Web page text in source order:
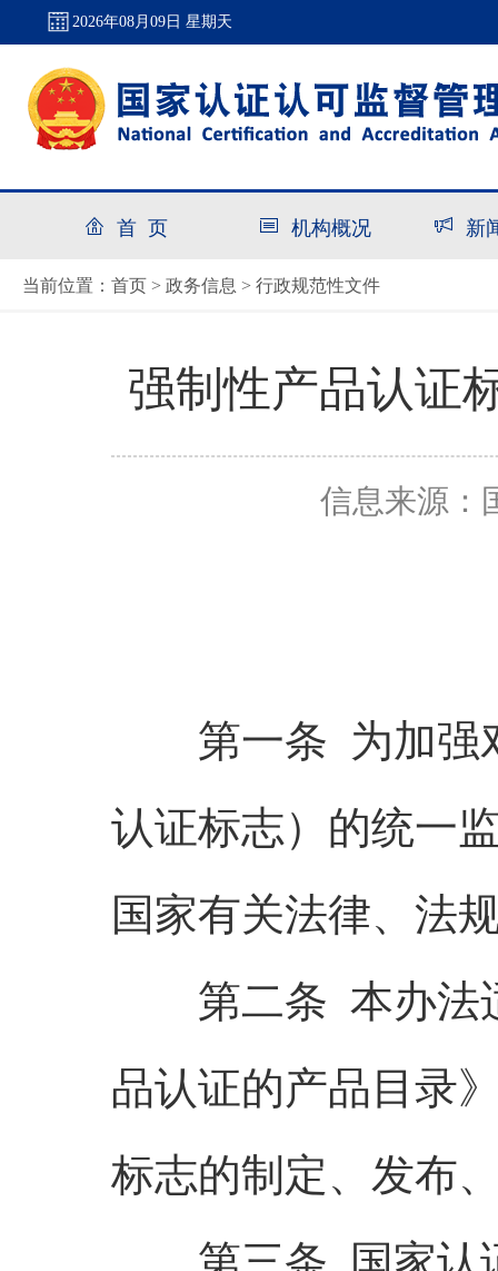
2026年08月09日 星期天
首 页 机构概况 新
当前位置： 首页 > 政务信息 > 行政规范性文件
强制性产品认证
信息来源：
第一条 为加强对
认证标志）的统一
国家有关法律、法
第二条 本办法适
品认证的产品目录
标志的制定、发布